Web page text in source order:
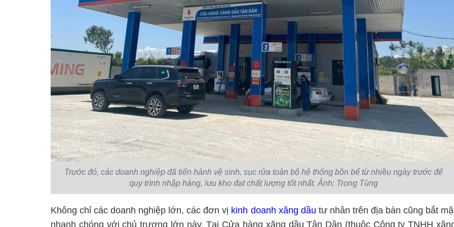
Trước đó, các doanh nghiệp đã tiến hành vệ sinh, sục rửa toàn bộ hệ thống bồn bể từ nhiều ngày trước để
quy trình nhập hàng, lưu kho đạt chất lượng tốt nhất. Ảnh: Trọng Tùng
Không chỉ các doanh nghiệp lớn, các đơn vị kinh doanh xăng dầu tư nhân trên địa bàn cũng bắt
nhanh chóng với chủ trương lớn này. Tại Cửa hàng xăng dầu Tân Dân (thuộc Công ty TNHH